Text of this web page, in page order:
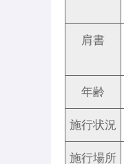
肩書
年齢
施行状況
施行場所